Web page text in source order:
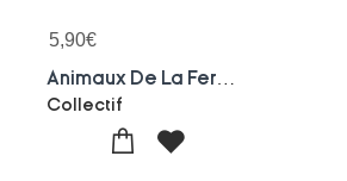
5,90€
Collectif